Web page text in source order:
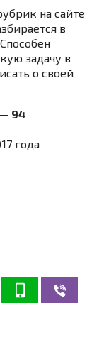
на сайте
в
задачу в
о своей
94
года